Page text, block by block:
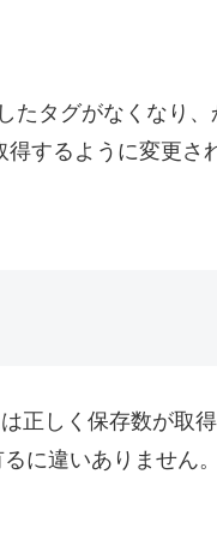
たタグがなくなり
するように変更さ
正しく保存数が取
に違いありません。